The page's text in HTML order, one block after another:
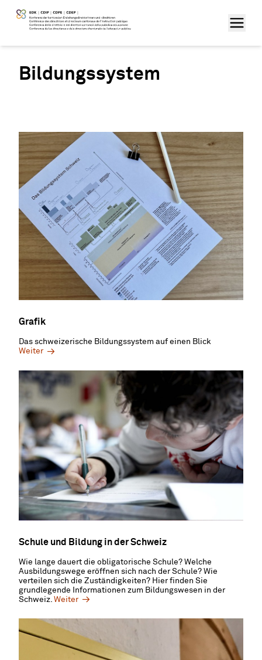
Bildungssystem
Grafik
Das schweizerische Bildungssystem auf einen Blick
Weiter
Schule und Bildung in der Schweiz
Wie lange dauert die obligatorische Schule? Welche
Ausbildungswege eröffnen sich nach der Schule? Wie
verteilen sich die Zuständigkeiten? Hier finden Sie
grundlegende Informationen zum Bildungswesen in der
Schweiz. Weiter